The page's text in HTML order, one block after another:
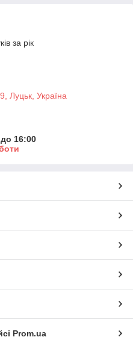
за рік
Луцьк, Україна
16:00
Prom.ua